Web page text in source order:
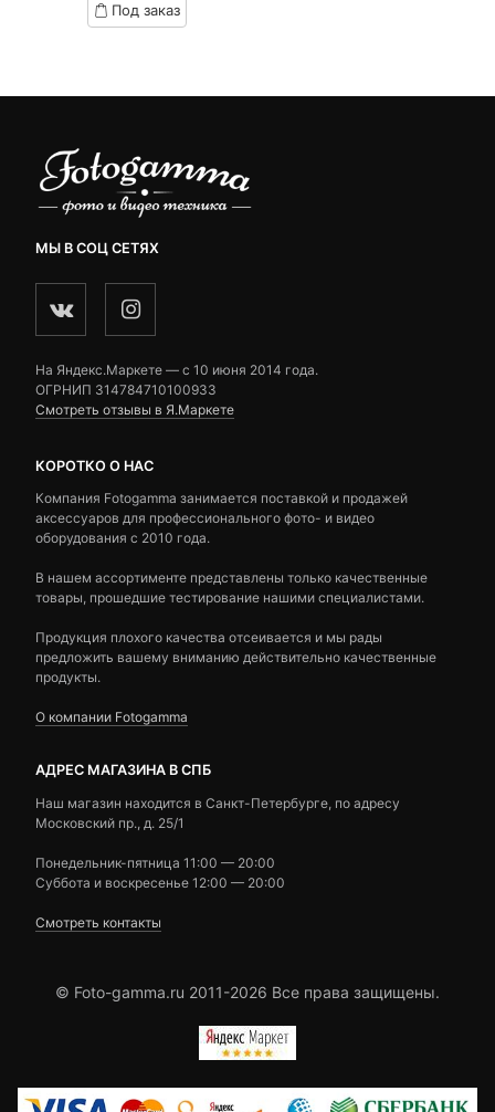
Под заказ
МЫ В СОЦ СЕТЯХ
На Яндекс.Маркете — c 10 июня 2014 года.
ОГРНИП 314784710100933
Смотреть отзывы в Я.Маркете
КОРОТКО О НАС
Компания Fotogamma занимается поставкой и продажей
аксессуаров для профессионального фото- и видео
оборудования с 2010 года.
В нашем ассортименте представлены только качественные
товары, прошедшие тестирование нашими специалистами.
Продукция плохого качества отсеивается и мы рады
предложить вашему вниманию действительно качественные
продукты.
О компании Fotogamma
АДРЕС МАГАЗИНА В СПБ
Наш магазин находится в Санкт-Петербурге, по адресу
Московский пр., д. 25/1
Понедельник-пятница 11:00 — 20:00
Суббота и воскресенье 12:00 — 20:00
Смотреть контакты
© Foto-gamma.ru 2011-2026 Все права защищены.